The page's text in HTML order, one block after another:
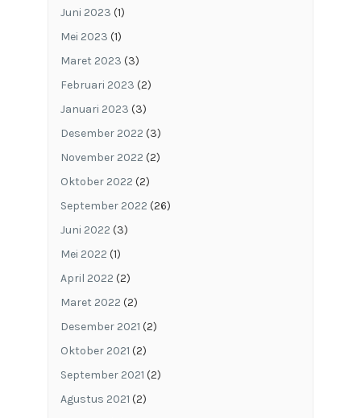
Juni 2023 (1)
Mei 2023 (1)
Maret 2023 (3)
Februari 2023 (2)
Januari 2023 (3)
Desember 2022 (3)
November 2022 (2)
Oktober 2022 (2)
September 2022 (26)
Juni 2022 (3)
Mei 2022 (1)
April 2022 (2)
Maret 2022 (2)
Desember 2021 (2)
Oktober 2021 (2)
September 2021 (2)
Agustus 2021 (2)